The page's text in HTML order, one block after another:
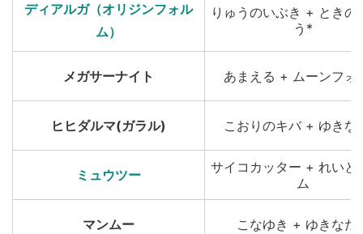
ディアルガ（オリジンフォル
ム）
りゅうのいぶき + ときの
う*
メガサーナイト あまえる + ムーンフォ
ヒヒダルマ(ガラル) こおりのキバ + ゆきな
ミュウツー
サイコカッター + れいと
ム
マンムー こなゆき + ゆきなだ